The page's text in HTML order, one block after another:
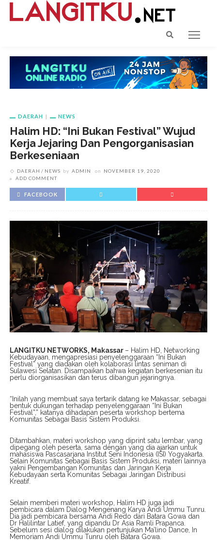
DAERAH NEWS
Halim HD: “Ini Bukan Festival” Wujud
Kerja Jejaring Dan Pengorganisasian
Berkeseniaan
DAERAH NEWS by ADMIN on
NOVEMBER 19, 2020
ADD COMMENT
FACEBOOK
LANGITKU NETWORKS, Makassar – Halim HD, Networking
Kebudayaan, mengapresiasi penyelenggaraan “Ini Bukan
Festival” yang diadakan oleh kolaborasi lintas seniman di
Sulawesi Selatan. Disampaikan bahwa kegiatan berkesenian itu
perlu diorganisasikan dan terus dibangun jejaringnya.
“Inilah yang membuat saya tertarik datang ke Makassar, sebagai
bentuk dukungan terhadap penyelenggaraan “Ini Bukan
Festival”,” katanya dihadapan peserta workshop bertema
Komunitas Sebagai Basis Sistem Produksi.
Ditambahkan, materi workshop yang diprint satu lembar, yang
dipegang oleh peserta, sama dengan yang dia ajarkan untuk
mahasiswa Pascasarjana Institut Seni Indonesia (ISI) Yogyakarta.
Selain Komunitas Sebagai Basis Sistem Produksi, materi lainnya
yakni Pengembangan Komunitas dan Jaringan Kerja
Kebudayaan serta Komunitas Sebagai Jaringan Distribusi
Kreatif.
Selain memberi materi workshop, Halim HD juga jadi
pembicara dalam Dialog Mengenang Karya Andi Ummu Tunru.
Dia jadi pembicara bersama Andi Redo dari Batara Gowa dan
Dr Halilintar Latief, yang dipandu Dr Asia Ramli Prapanca.
Sebelum sesi dialog dilakukan pertunjukan Ma’lino Dance, In
Memoriam Andi Ummu Tunru oleh Batara Gowa.